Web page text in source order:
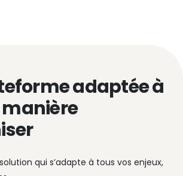
adaptée à
qui s’adapte à tous vos enjeux,